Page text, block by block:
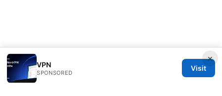
×
VPN
SPONSORED
Visit